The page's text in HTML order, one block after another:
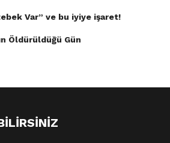
Var” ve bu iyiye işaret!
Öldürüldüğü Gün